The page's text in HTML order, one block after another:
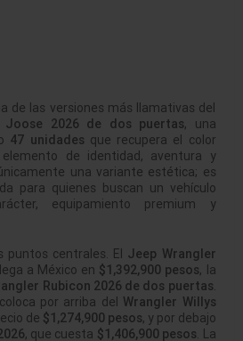
de las versiones más llamativas del
Joose 2026 de dos puertas, una
47 unidades que recupera el color
de identidad, aventura y
una variante estética; es
para quienes buscan un vehículo
equipamiento premium y
puntos centrales. El Jeep Wrangler
llega a México en $1,392,900 pesos, la
Rubicon 2026 de dos puertas.
por arriba del Wrangler Willys
de $1,274,900 pesos, y por debajo
, que cuesta $1,406,900 pesos. La